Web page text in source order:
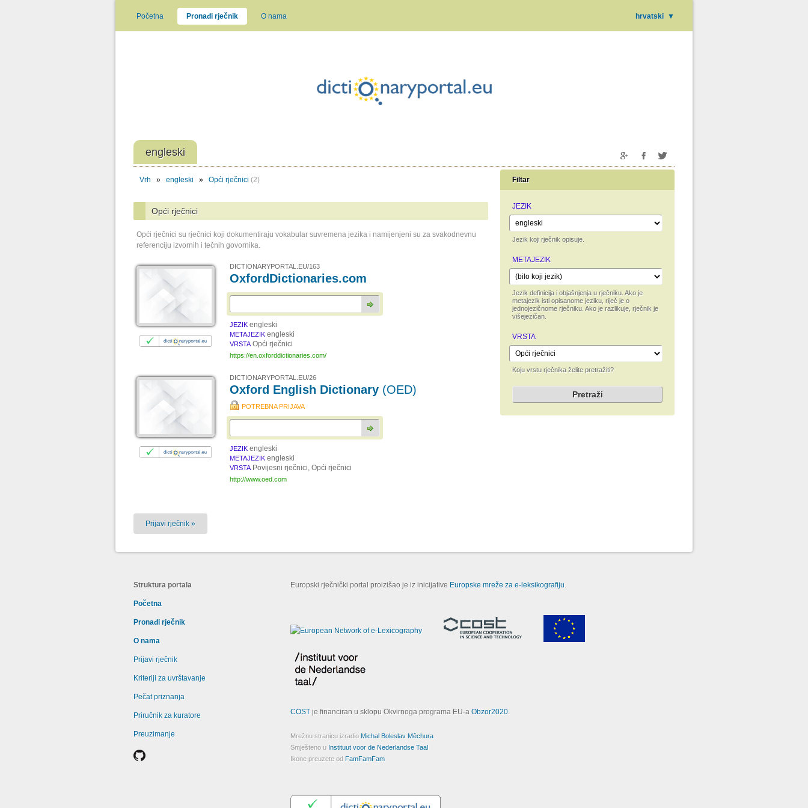
Početna Pronađi rječnik O nama hrvatski ▼
engleski
Filtar
JEZIK
Jezik koji rječnik opisuje.
METAJEZIK
Jezik definicija i objašnjenja u rječniku. Ako je
metajezik isti opisanome jeziku, riječ je o
jednojezičnome rječniku. Ako je razlikuje, rječnik je
višejezičan.
VRSTA
Koju vrstu rječnika želite pretražiti?
Vrh » engleski » Opći rječnici (2)
Opći rječnici
Opći rječnici su rječnici koji dokumentiraju vokabular suvremena jezika i namijenjeni su za svakodnevnu
referenciju izvornih i tečnih govornika.
DICTIONARYPORTAL.EU/163
OxfordDictionaries.com
JEZIK engleski
METAJEZIK engleski
VRSTA Opći rječnici
https://en.oxforddictionaries.com/
DICTIONARYPORTAL.EU/26
Oxford English Dictionary (OED)
POTREBNA PRIJAVA
JEZIK engleski
METAJEZIK engleski
VRSTA Povijesni rječnici, Opći rječnici
http://www.oed.com
Prijavi rječnik »
Struktura portala
Početna
Pronađi rječnik
O nama
Prijavi rječnik
Kriteriji za uvrštavanje
Pečat priznanja
Priručnik za kuratore
Preuzimanje
Europski rječnički portal proizišao je iz inicijative Europske mreže za e-leksikografiju.
COSTje financiran u sklopu Okvirnoga programa EU-a Obzor2020.
Mrežnu stranicu izradio Michal Boleslav Měchura
Smješteno u Instituut voor de Nederlandse Taal
Ikone preuzete od FamFamFam